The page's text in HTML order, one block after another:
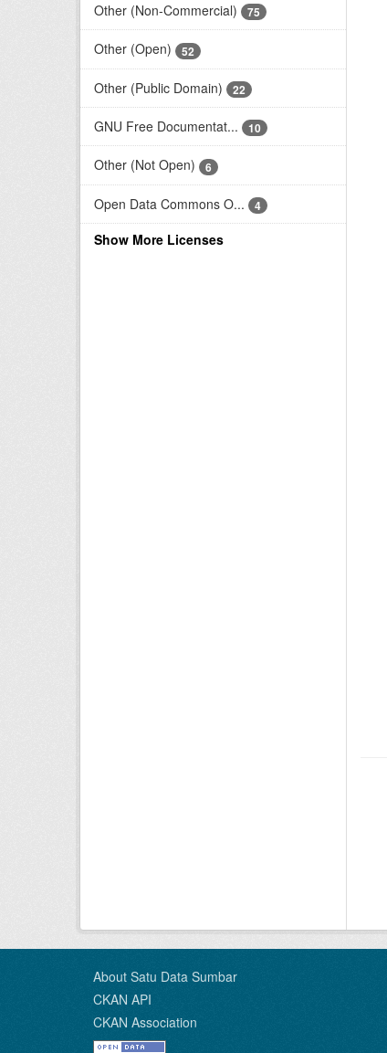
Other (Non-Commercial) 75
Other (Open) 52
Other (Public Domain) 22
GNU Free Documentat... 10
Other (Not Open) 6
Open Data Commons O... 4
Show More Licenses
About Satu Data Sumbar
CKAN API
CKAN Association